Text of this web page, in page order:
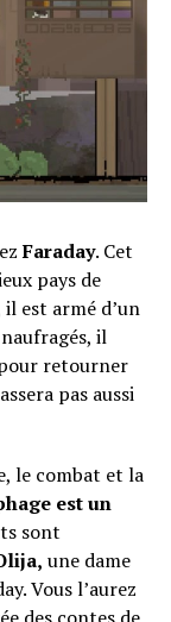
Faraday. Cet
pays de
est armé d’un
il
retourner
pas aussi
le combat et la
est un
sont
une dame
Vous l’aurez